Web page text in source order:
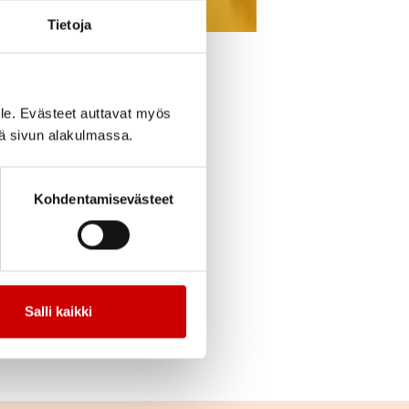
Tietoja
Evästeet auttavat myös
sivun alakulmassa.
Kohdentamisevästeet
Salli kaikki
sairautta, jotta
17 alkaen. Luento